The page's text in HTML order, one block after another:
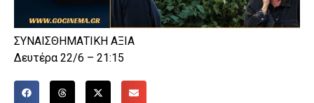
ΣΥΝΑΙΣΘΗΜΑΤΙΚΗ ΑΞΙΑ
Δευτέρα 22/6 – 21:15